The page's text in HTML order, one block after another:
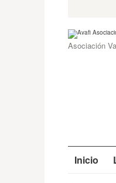
Asociación
Inicio